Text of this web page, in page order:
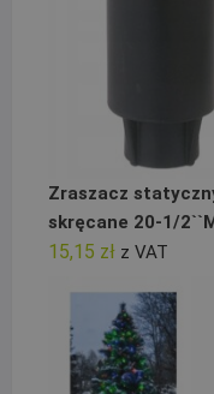
Zraszacz
skręcane 20-1/2``M
15,15 zł z VAT